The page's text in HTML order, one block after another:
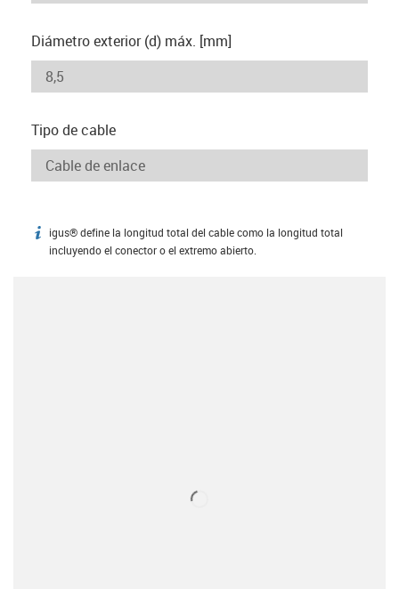
Diámetro exterior (d) máx. [mm]
Tipo de cable
igus-icon-info
igus® define la longitud total del cable como la longitud total
incluyendo el conector o el extremo abierto.